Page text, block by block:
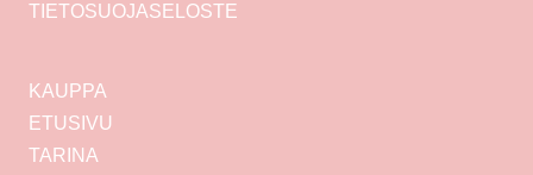
TIETOSUOJASELOSTE
KAUPPA
ETUSIVU
TARINA